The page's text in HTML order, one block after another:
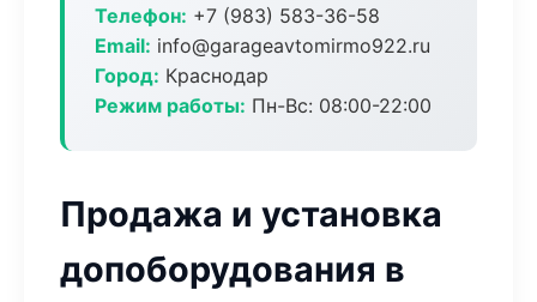
Телефон: +7 (983) 583-36-58
Email: info@garageavtomirmo922.ru
Город: Краснодар
Режим работы: Пн-Вс: 08:00-22:00
Продажа и установка
допоборудования в